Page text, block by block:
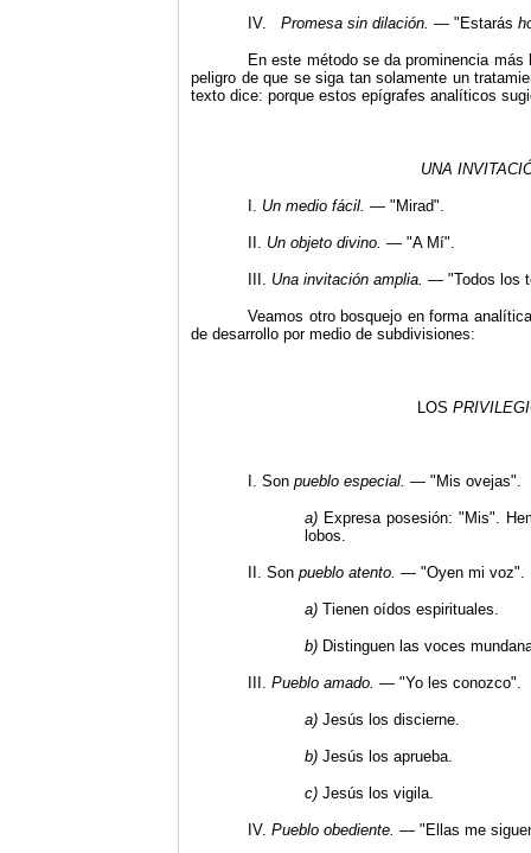
IV. Promesa sin dilación. — "Estarás
En este método se da prominencia
peligro de que se siga tan solamente un
texto dice: porque estos epígrafes analíticos
UNA
I. Un medio fácil. — "Mirad".
II. Un objeto divino. — "A Mí".
III. Una invitación amplia. — "Todos los
Veamos otro bosquejo en forma
de desarrollo por medio de subdivisiones:
LOS
I. Son pueblo especial. — "Mis ovejas".
a) Expresa posesión: "Mis".
lobos.
II. Son pueblo atento. — "Oyen mi voz".
a) Tienen oídos espirituales.
b) Distinguen las voces
III. Pueblo amado. — "Yo les conozco".
a) Jesús los discierne.
b) Jesús los aprueba.
c) Jesús los vigila.
IV. Pueblo obediente. — " Ellas me